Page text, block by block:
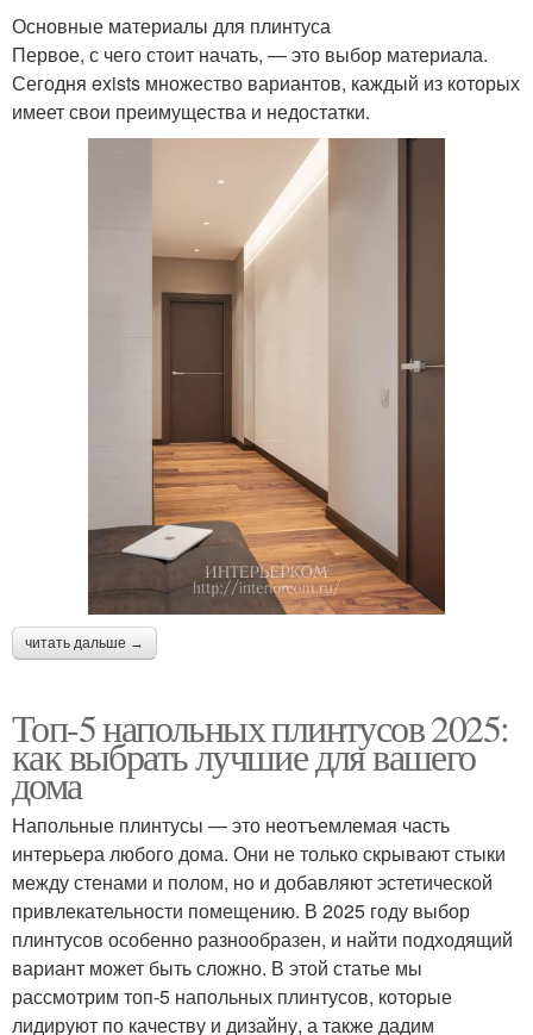
Основные материалы для плинтуса
Первое, с чего стоит начать, — это выбор материала.
Сегодня exists множество вариантов, каждый из которых
имеет свои преимущества и недостатки.
читать дальше →
Топ-5 напольных плинтусов 2025:
как выбрать лучшие для вашего
дома
Напольные плинтусы — это неотъемлемая часть
интерьера любого дома. Они не только скрывают стыки
между стенами и полом, но и добавляют эстетической
привлекательности помещению. В 2025 году выбор
плинтусов особенно разнообразен, и найти подходящий
вариант может быть сложно. В этой статье мы
рассмотрим топ-5 напольных плинтусов, которые
лидируют по качеству и дизайну, а также дадим